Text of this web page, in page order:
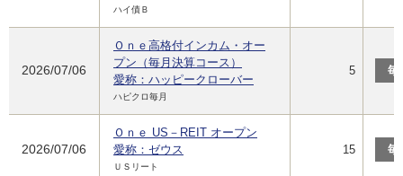
ハイ債Ｂ
2026/07/06
Ｏｎｅ高格付インカム・オー
プン（毎月決算コース）
愛称：ハッピークローバー
ハピクロ毎月
5 毎
2026/07/06
Ｏｎｅ US－REIT オープン
愛称：ゼウス
ＵＳリート
15 毎